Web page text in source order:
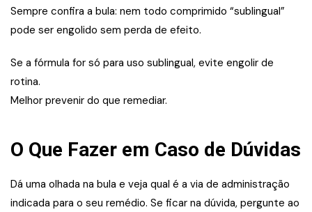
Sempre confira a bula: nem todo comprimido “sublingual”
pode ser engolido sem perda de efeito.
Se a fórmula for só para uso sublingual, evite engolir de
rotina.
Melhor prevenir do que remediar.
O Que Fazer em Caso de Dúvidas
Dá uma olhada na bula e veja qual é a via de administração
indicada para o seu remédio. Se ficar na dúvida, pergunte ao